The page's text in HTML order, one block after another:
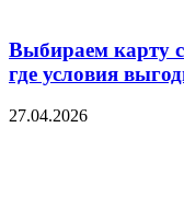
Выбираем карту
где условия
27.04.2026